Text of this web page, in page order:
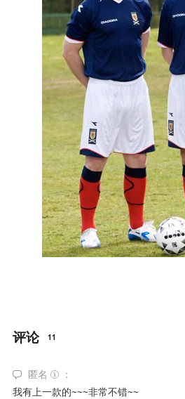
评论 11
匿名
我有上一款的~~~非常不错~~